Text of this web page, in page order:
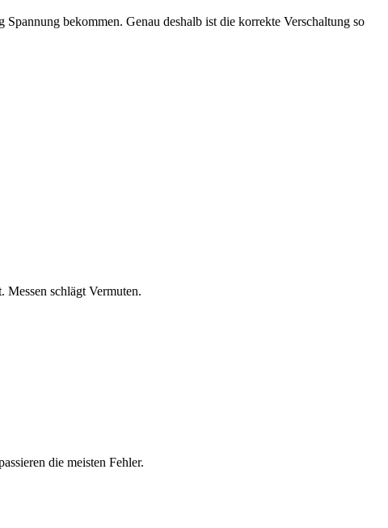
bekommen. Genau deshalb ist die korrekte Verschaltung so
Messen schlägt Vermuten.
die meisten Fehler.